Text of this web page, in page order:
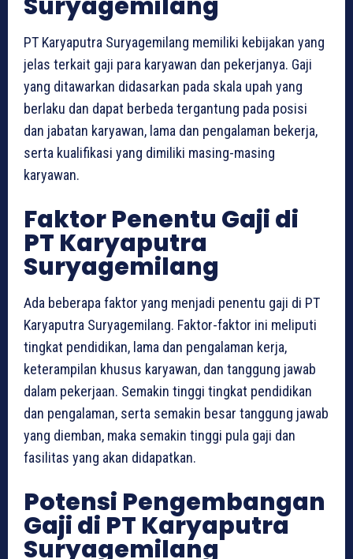
PT Karyaputra Suryagemilang memiliki kebijakan yang
jelas terkait gaji para karyawan dan pekerjanya. Gaji
yang ditawarkan didasarkan pada skala upah yang
berlaku dan dapat berbeda tergantung pada posisi
dan jabatan karyawan, lama dan pengalaman bekerja,
serta kualifikasi yang dimiliki masing-masing
karyawan.
Faktor Penentu Gaji di
PT Karyaputra
Suryagemilang
Ada beberapa faktor yang menjadi penentu gaji di PT
Karyaputra Suryagemilang. Faktor-faktor ini meliputi
tingkat pendidikan, lama dan pengalaman kerja,
keterampilan khusus karyawan, dan tanggung jawab
dalam pekerjaan. Semakin tinggi tingkat pendidikan
dan pengalaman, serta semakin besar tanggung jawab
yang diemban, maka semakin tinggi pula gaji dan
fasilitas yang akan didapatkan.
Potensi Pengembangan
Gaji di PT Karyaputra
Suryagemilang